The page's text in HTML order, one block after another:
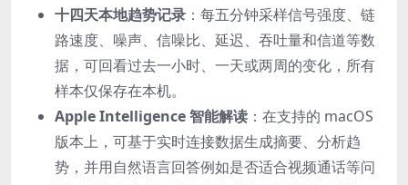
十四天本地趋势记录 ：每五分钟采样信号强度、链
路速度、噪声、信噪比、延迟、吞吐量和信道等数
据，可回看过去一小时、一天或两周的变化，所有
样本仅保存在本机。
Apple Intelligence 智能解读 ：在支持的 macOS
版本上，可基于实时连接数据生成摘要、分析趋
势，并用自然语言回答例如是否适合视频通话等问